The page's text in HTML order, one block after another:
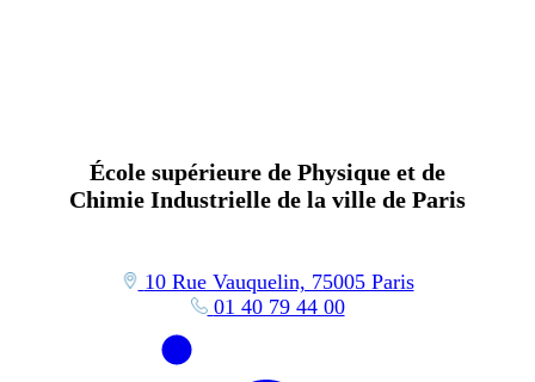
École supérieure de Physique et de
Chimie Industrielle de la ville de Paris
10 Rue Vauquelin, 75005 Paris
01 40 79 44 00